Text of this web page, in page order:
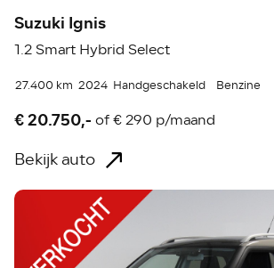
Suzuki Ignis
1.2 Smart Hybrid Select
27.400 km 2024 Handgeschakeld Benzine
€ 20.750,- of€ 290 p/maand
Bekijk auto